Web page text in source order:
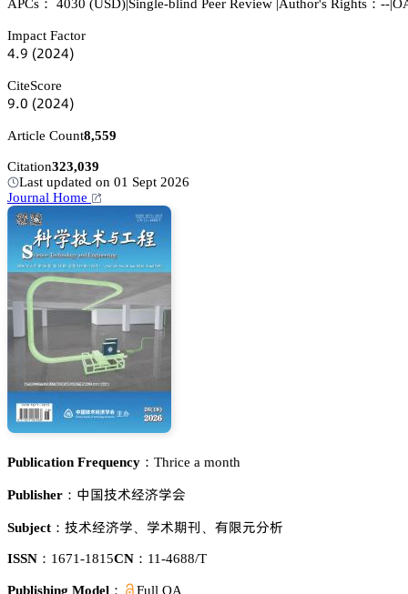
APCs： 4030 (USD) Single-blind Peer Review Author's Rights：--
Impact Factor
鋺.䟕 (缗蔡缗鋺)
CiteScore
䟕.蔡 (缗蔡缗鋺)
Article Count8,559
Citation323,039
Last updated on 01 Sept 2026
Journal Home
Publication Frequency： Thrice a month
Publisher： 瘼孢翏红牴夨惒肦
Subject： 翏红牴夨惒 惒红洗䲢 犲鶺炌湿郪
ISSN： 1671-1815CN： 11-4688/T
Publishing Model： Full OA